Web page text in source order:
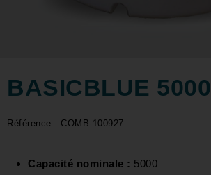
BASICBLUE 5000
Référence : COMB-100927
Capacité nominale : 5000